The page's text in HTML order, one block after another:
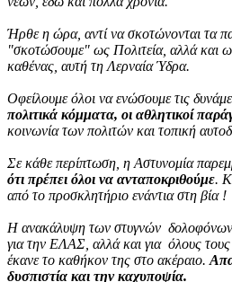
Ήρθε η ώρα, αντί να σκοτώνονται τα
"σκοτώσουμε" ως Πολιτεία, αλλά και
καθένας, αυτή τη Λερναία Ύδρα.
Οφείλουμε όλοι να ενώσουμε τις
πολιτικά κόμματα, οι αθλητικοί
κοινωνία των πολιτών και τοπική
Σε κάθε περίπτωση, η Αστυνομία
ότι πρέπει όλοι να ανταποκριθούμε.
από το προσκλητήριο ενάντια στη βία !
Η ανακάλυψη των στυγνών δολοφόνων
για την ΕΛΑΣ, αλλά και για όλους
έκανε το καθήκον της στο ακέραιο.
δυσπιστία και την καχυποψία.